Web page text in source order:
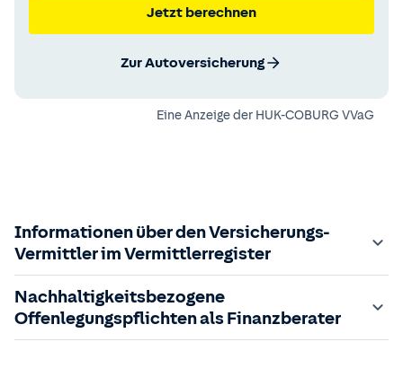
Jetzt berechnen
Zur Autoversicherung
Eine Anzeige der HUK-COBURG VVaG
Informationen über den Versicherungs-
Vermittler im Vermittlerregister
Zuständige Aufsichtsbehörde:
Der Vermittler ist gebundener Versicherungsvermittler
gem. §34d GewO, bei der zuständigen IHK gemeldet und
Nachhaltigkeitsbezogene
Offenlegungspflichten als Finanzberater